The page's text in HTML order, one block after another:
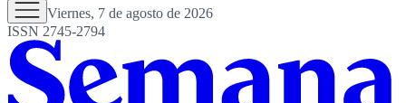
Viernes, 7 de agosto de 2026
ISSN 2745-2794